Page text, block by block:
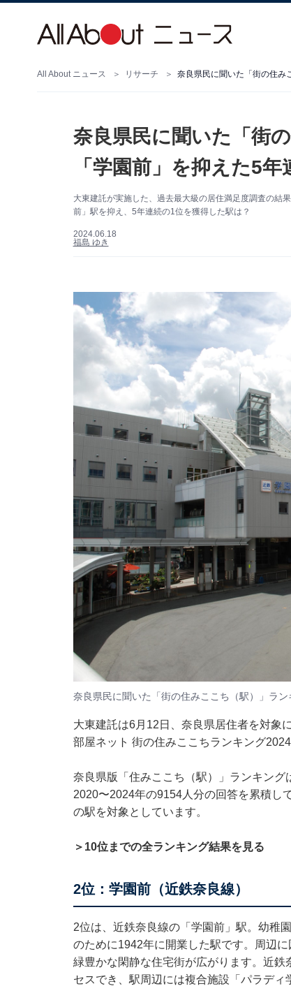
All About ニュース リサーチ 奈良県民に聞いた「街の住み
奈良県民に聞いた「街
「学園前」を抑えた5
大東建託が実施した、過去最大級の居住満足度調査の結
前」駅を抑え、5年連続の1位を獲得した駅は？
2024.06.18
福島 ゆき
奈良県民に聞いた「街の住みここち（駅）」ラン
大東建託は6月12日、奈良県居住者を対象
部屋ネット 街の住みここちランキング
奈良県版「住みここち（駅）」ランキング
2020〜2024年の9154人分の回答を累積し
の駅を対象としています。
＞10位までの全ランキング結果を見る
2位：学園前（近鉄奈良線）
2位は、近鉄奈良線の「学園前」駅。幼稚
のために1942年に開業した駅です。周辺
緑豊かな閑静な住宅街が広がります。近
セスでき、駅周辺には複合施設「パラディ